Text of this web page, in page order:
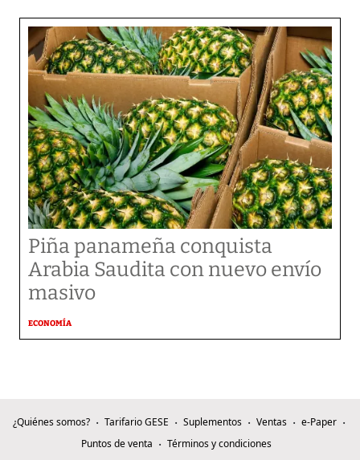
Piña panameña conquista
Arabia Saudita con nuevo envío
masivo
ECONOMÍA
¿Quiénes somos? Tarifario GESE Suplementos Ventas
e-Paper
Puntos de venta
Términos y condiciones